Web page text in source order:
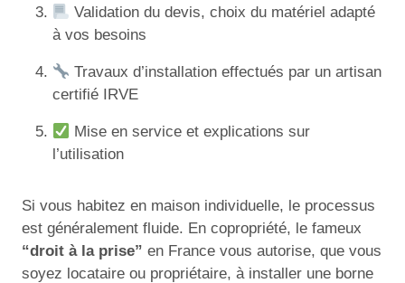
Validation du devis, choix du matériel adapté
à vos besoins
Travaux d’installation effectués par un artisan
certifié IRVE
Mise en service et explications sur
l’utilisation
Si vous habitez en maison individuelle, le processus
est généralement fluide. En copropriété, le fameux
“droit à la prise” en France vous autorise, que vous
soyez locataire ou propriétaire, à installer une borne